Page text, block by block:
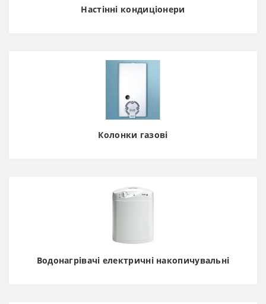
Настінні кондиціонери
Колонки газові
Водонагрівачі електричні накопичувальні